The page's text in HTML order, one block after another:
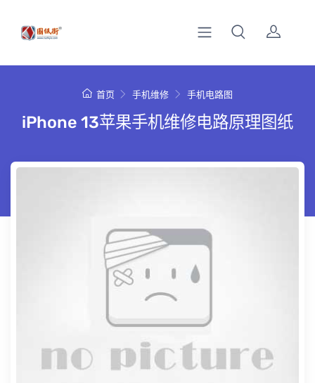
首页 手机维修 手机电路图
iPhone 13苹果手机维修电路原理图纸